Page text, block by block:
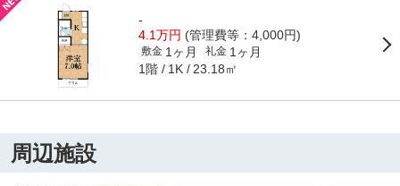
-
4.1万円 (管理費等：4,000円)
敷金 1ヶ月 礼金 1ヶ月
1階 1K 23.18㎡
周辺施設